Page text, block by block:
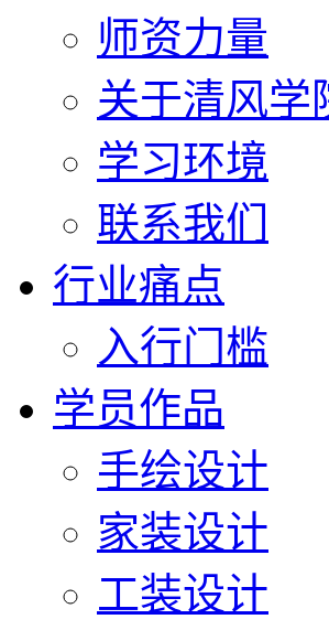
师资力量
关于清风学
学习环境
联系我们
行业痛点
入行门槛
学员作品
手绘设计
家装设计
工装设计